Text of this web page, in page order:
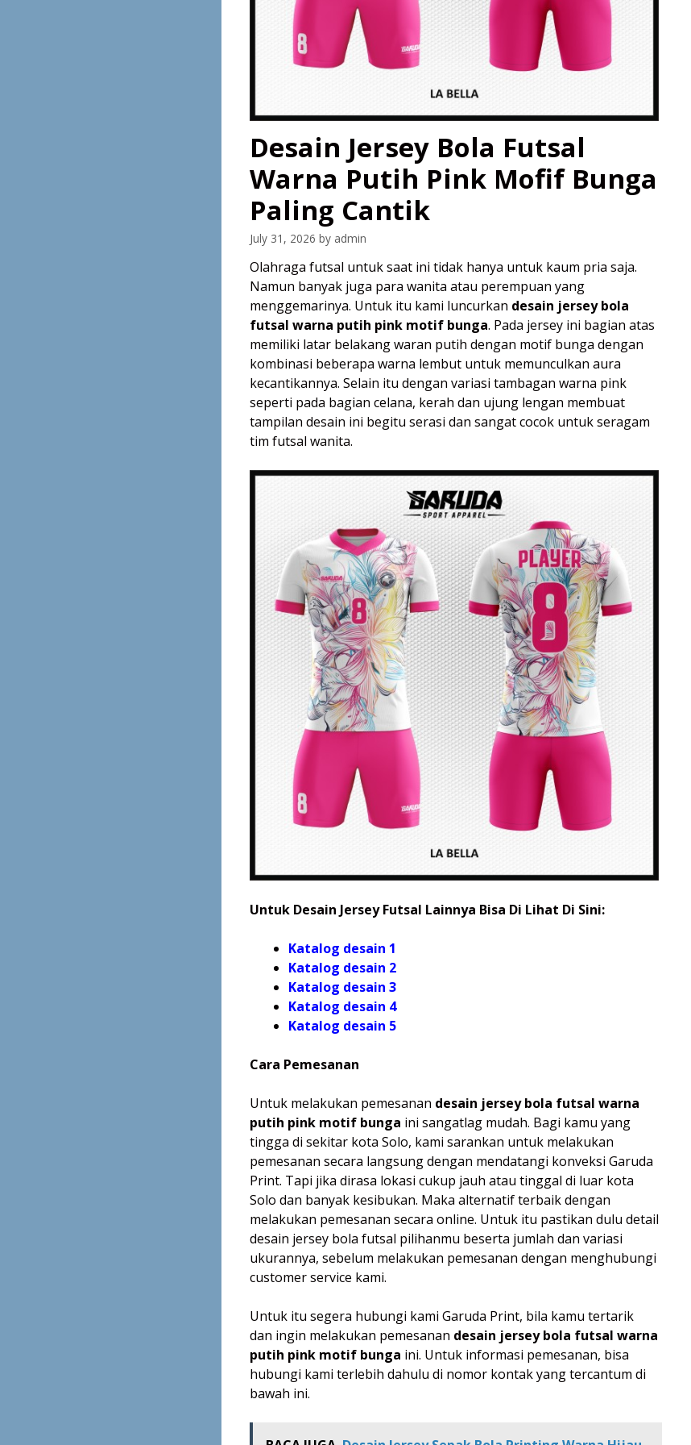
Desain Jersey Bola Futsal
Warna Putih Pink Mofif Bunga
Paling Cantik
July 31, 2026 by admin
Olahraga futsal untuk saat ini tidak hanya untuk kaum pria saja.
Namun banyak juga para wanita atau perempuan yang
menggemarinya. Untuk itu kami luncurkan desain jersey bola
futsal warna putih pink motif bunga. Pada jersey ini bagian atas
memiliki latar belakang waran putih dengan motif bunga dengan
kombinasi beberapa warna lembut untuk memunculkan aura
kecantikannya. Selain itu dengan variasi tambagan warna pink
seperti pada bagian celana, kerah dan ujung lengan membuat
tampilan desain ini begitu serasi dan sangat cocok untuk seragam
tim futsal wanita.
Untuk Desain Jersey Futsal Lainnya Bisa Di Lihat Di Sini:
Katalog desain 1
Katalog desain 2
Katalog desain 3
Katalog desain 4
Katalog desain 5
Cara Pemesanan
Untuk melakukan pemesanan desain jersey bola futsal warna
putih pink motif bunga ini sangatlag mudah. Bagi kamu yang
tingga di sekitar kota Solo, kami sarankan untuk melakukan
pemesanan secara langsung dengan mendatangi konveksi Garuda
Print. Tapi jika dirasa lokasi cukup jauh atau tinggal di luar kota
Solo dan banyak kesibukan. Maka alternatif terbaik dengan
melakukan pemesanan secara online. Untuk itu pastikan dulu detail
desain jersey bola futsal pilihanmu beserta jumlah dan variasi
ukurannya, sebelum melakukan pemesanan dengan menghubungi
customer service kami.
Untuk itu segera hubungi kami Garuda Print, bila kamu tertarik
dan ingin melakukan pemesanan desain jersey bola futsal warna
putih pink motif bunga ini. Untuk informasi pemesanan, bisa
hubungi kami terlebih dahulu di nomor kontak yang tercantum di
bawah ini.